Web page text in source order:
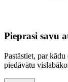
Pieprasi savu
Pastāstiet, par
piedāvātu